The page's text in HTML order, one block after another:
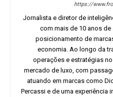
https://
Jornalista e diretor de
com mais de 10 anos
posicionamento de
economia. Ao longo da
operações e estratégias
mercado de luxo, com
atuando em marcas como
Percassi e de uma experiência